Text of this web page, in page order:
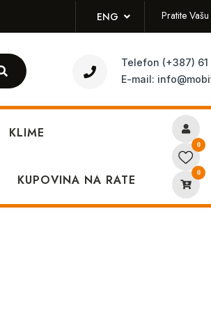
ENG Pratite
Telefon (+387)
E-mail:
KLIME
KUPOVINA NA RATE
0
0
Pro Max 256GB